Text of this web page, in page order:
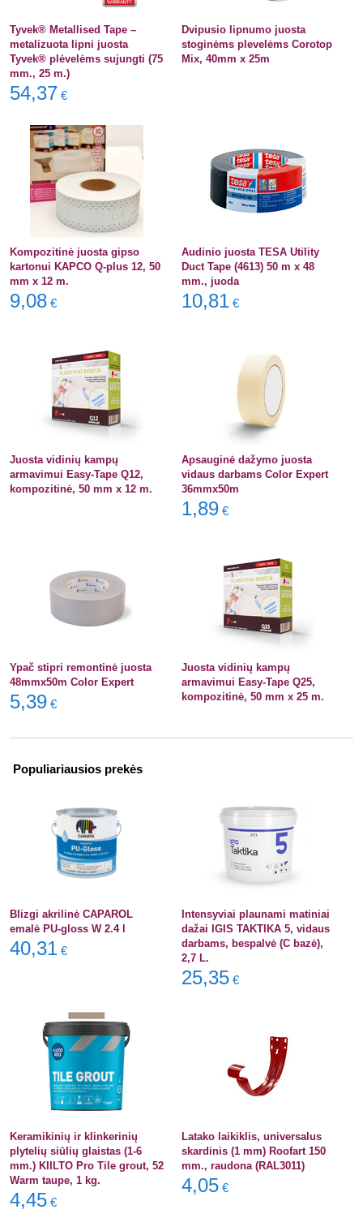
Tyvek® Metallised Tape –
metalizuota lipni juosta
Tyvek® plėvelėms sujungti (75
mm., 25 m.)
54,37 €
Dvipusio lipnumo juosta
stoginėms plevelėms Corotop
Mix, 40mm x 25m
Kompozitinė juosta gipso
kartonui KAPCO Q-plus 12, 50
mm x 12 m.
9,08 €
Audinio juosta TESA Utility
Duct Tape (4613) 50 m x 48
mm., juoda
10,81 €
Juosta vidinių kampų
armavimui Easy-Tape Q12,
kompozitinė, 50 mm x 12 m.
Apsauginė dažymo juosta
vidaus darbams Color Expert
36mmx50m
1,89 €
Ypač stipri remontinė juosta
48mmx50m Color Expert
5,39 €
Juosta vidinių kampų
armavimui Easy-Tape Q25,
kompozitinė, 50 mm x 25 m.
Populiariausios prekės
Blizgi akrilinė CAPAROL
emalė PU-gloss W 2.4 l
40,31 €
Intensyviai plaunami matiniai
dažai IGIS TAKTIKA 5, vidaus
darbams, bespalvė (C bazė),
2,7 L.
25,35 €
Keramikinių ir klinkerinių
plytelių siūlių glaistas (1-6
mm.) KIILTO Pro Tile grout, 52
Warm taupe, 1 kg.
4,45 €
Latako laikiklis, universalus
skardinis (1 mm) Roofart 150
mm., raudona (RAL3011)
4,05 €